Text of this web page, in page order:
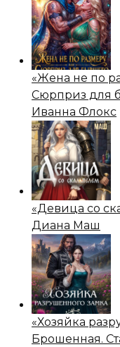
«Жена не по
Сюрприз для
Иванна Флокс
«Девица со
Диана Маш
«Хозяйка
Брошенная.